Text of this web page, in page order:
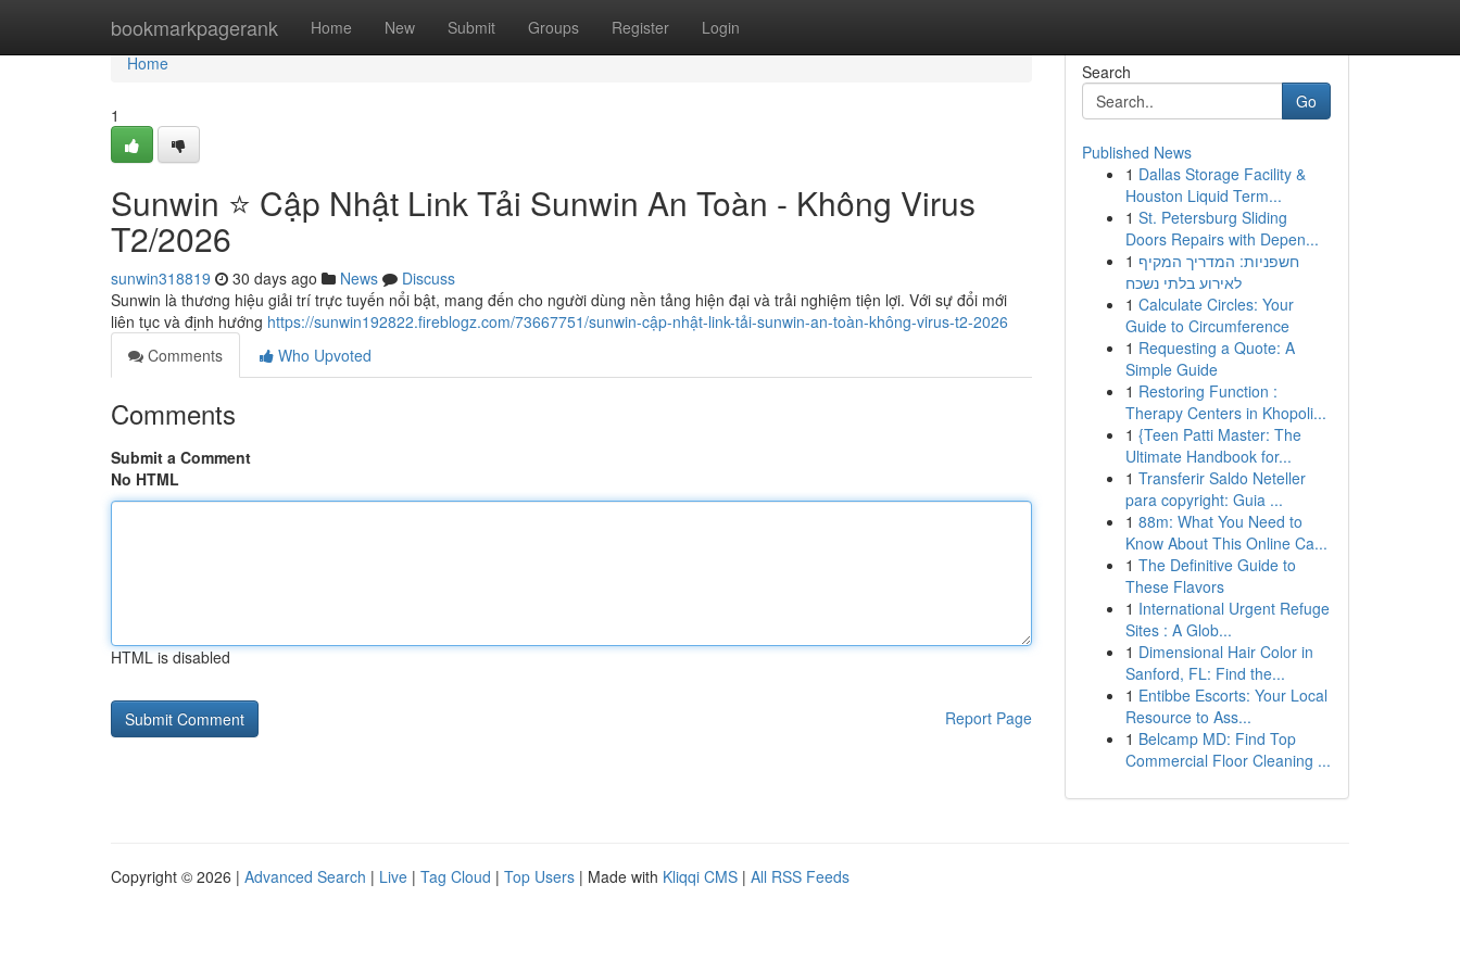
bookmarkpagerank Home New Submit Groups Register Login
Home
Home
1
Sunwin ⭐️ Cập Nhật Link Tải Sunwin An Toàn - Không Virus
T2/2026
sunwin318819 30 days ago News
Discuss
Sunwin là thương hiệu giải trí trực tuyến nổi bật, mang đến cho người dùng nền tảng hiện đại và trải nghiệm tiện lợi. Với sự đổi mới
liên tục và định hướng https://sunwin192822.fireblogz.com/73667751/sunwin-cập-nhật-link-tải-sunwin-an-toàn-không-virus-t2-2026
Comments
Who Upvoted
Comments
Submit a Comment
No HTML
HTML is disabled
Report Page
Search
Go
Published News
1 Dallas Storage Facility &
Houston Liquid Term...
1 St. Petersburg Sliding
Doors Repairs with Depen...
1 חשפניות: המדריך המקיף
לאירוע בלתי נשכח
1 Calculate Circles: Your
Guide to Circumference
1 Requesting a Quote: A
Simple Guide
1 Restoring Function :
Therapy Centers in Khopoli...
1 {Teen Patti Master: The
Ultimate Handbook for...
1 Transferir Saldo Neteller
para copyright: Guia ...
1 88m: What You Need to
Know About This Online Ca...
1 The Definitive Guide to
These Flavors
1 International Urgent Refuge
Sites : A Glob...
1 Dimensional Hair Color in
Sanford, FL: Find the...
1 Entibbe Escorts: Your Local
Resource to Ass...
1 Belcamp MD: Find Top
Commercial Floor Cleaning ...
Copyright © 2026 | Advanced Search | Live | Tag Cloud | Top Users | Made with Kliqqi CMS | All RSS Feeds